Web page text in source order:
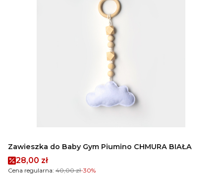
Zawieszka do Baby Gym Piumino CHMURA BIAŁA
Cena promocyjna
28,00 zł
Cena regularna: 40,00 zł-30%